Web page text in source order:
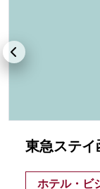
東急ステ
ホテル・ビ